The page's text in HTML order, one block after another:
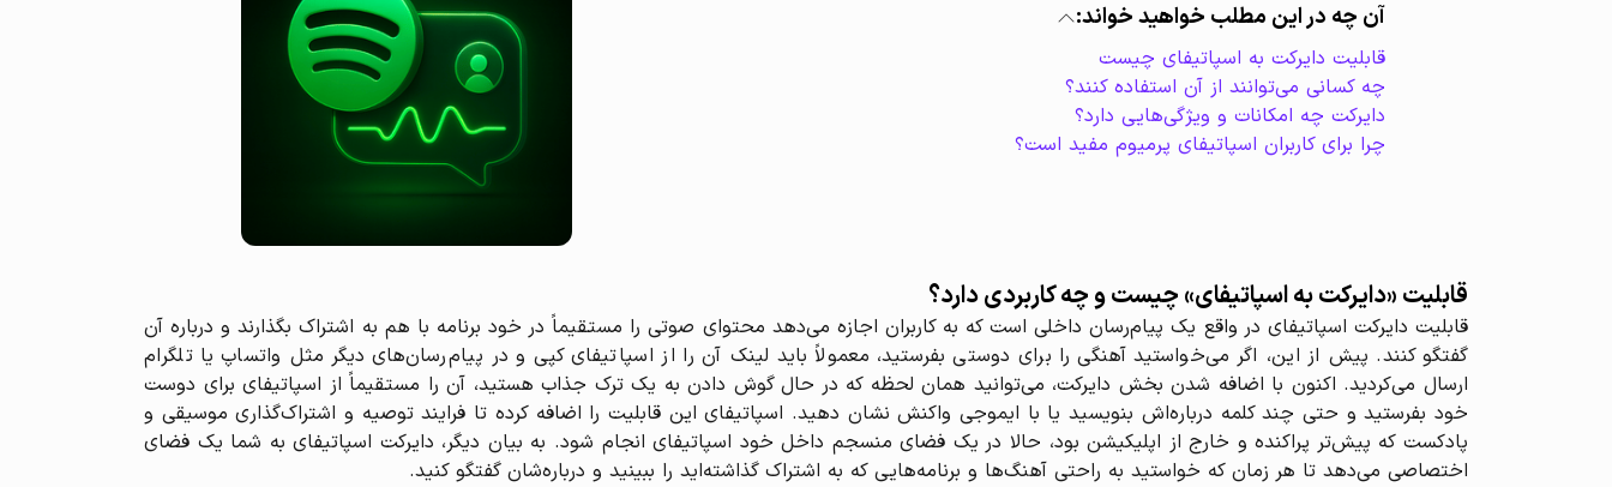
آن چه در این مطلب خواهید خواند:
قابلیت دایرکت به اسپاتیفای چیست
چه کسانی می‌توانند از آن استفاده کنند؟
دایرکت چه امکانات و ویژگی‌هایی دارد؟
چرا برای کاربران اسپاتیفای پرمیوم مفید است؟
قابلیت «دایرکت به اسپاتیفای» چیست و چه کاربردی دارد؟
قابلیت دایرکت اسپاتیفای در واقع یک پیام‌رسان داخلی است که به کاربران اجازه می‌دهد محتوای صوتی را مستقیماً در خود برنامه با هم به اشتراک بگذارند و درباره آن
گفتگو کنند. پیش از این، اگر می‌خواستید آهنگی را برای دوستی بفرستید، معمولاً باید لینک آن را از اسپاتیفای کپی و در پیام‌رسان‌های دیگر مثل واتساپ یا تلگرام
ارسال می‌کردید. اکنون با اضافه شدن بخش دایرکت، می‌توانید همان لحظه که در حال گوش دادن به یک ترک جذاب هستید، آن را مستقیماً از اسپاتیفای برای دوست
خود بفرستید و حتی چند کلمه درباره‌اش بنویسید یا با ایموجی واکنش نشان دهید. اسپاتیفای این قابلیت را اضافه کرده تا فرایند توصیه و اشتراک‌گذاری موسیقی و
پادکست که پیش‌تر پراکنده و خارج از اپلیکیشن بود، حالا در یک فضای منسجم داخل خود اسپاتیفای انجام شود. به بیان دیگر، دایرکت اسپاتیفای به شما یک فضای
اختصاصی می‌دهد تا هر زمان که خواستید به راحتی آهنگ‌ها و برنامه‌هایی که به اشتراک گذاشته‌اید را ببینید و درباره‌شان گفتگو کنید.